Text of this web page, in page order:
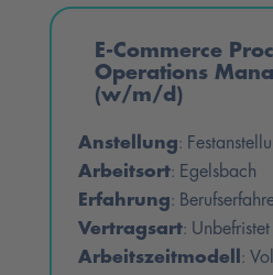
E-Commerce
Operations
(w/m/d)
Anstellung:
Arbeitsort: Egelsbach
Erfahrung:
Vertragsart: Unbefristet
Arbeitszeitmodell
: